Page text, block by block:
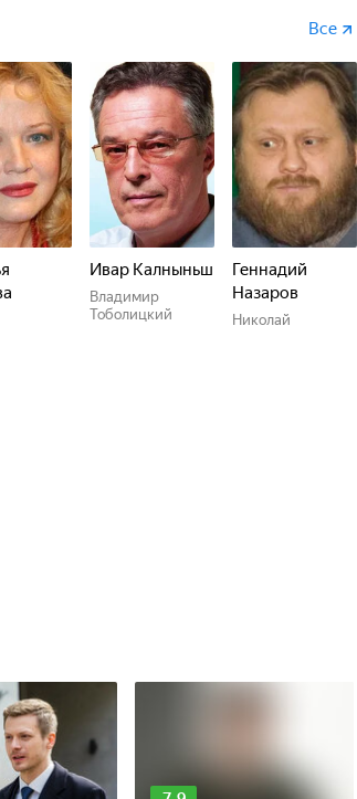
Все
Ивар Калныньш
Владимир
Тоболицкий
Геннадий
Назаров
Николай